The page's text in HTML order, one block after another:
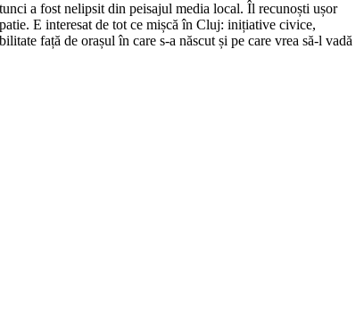
a fost nelipsit din peisajul media local. Îl recunoști ușor
E interesat de tot ce mișcă în Cluj: inițiative civice,
față de orașul în care s-a născut și pe care vrea să-l vadă